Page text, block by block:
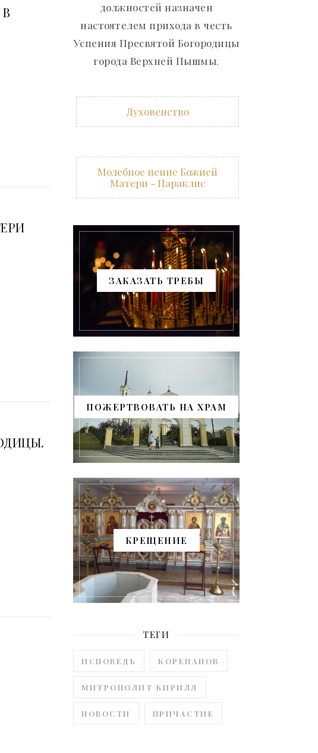
должностей назначен
настоятелем прихода в честь
Успения Пресвятой Богородицы
города Верхней Пышмы.
Духовенство
Молебное пение Божией
Матери - Параклис
ЗАКАЗАТЬ ТРЕБЫ
ПОЖЕРТВОВАТЬ НА ХРАМ
КРЕЩЕНИЕ
ТЕГИ
ИСПОВЕДЬ КОРЕПАНОВ
МИТРОПОЛИТ КИРИЛЛ
НОВОСТИ ПРИЧАСТИЕ